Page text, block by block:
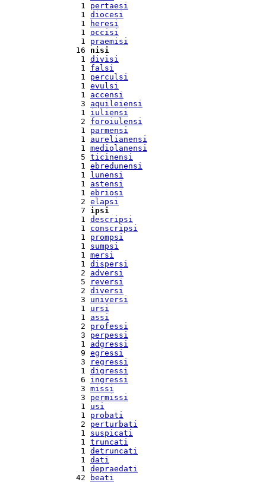
  1
pertaesi
  1
diocesi
  1
heresi
  1
occisi
  1
praemisi
16 nisi
  1
divisi
  1
falsi
  1
perculsi
  1
evulsi
  1
accensi
  3
aquileiensi
  1
iuliensi
  2
foroiulensi
  1
parmensi
  1
aurelianensi
  1
mediolanensi
  5
ticinensi
  1
ebredunensi
  1
lunensi
  1
astensi
  1
ebriosi
  2
elapsi
  7
ipsi
  1
descripsi
  1
conscripsi
  1
prompsi
  1
sumpsi
  1
mersi
  1
dispersi
  2
adversi
  5
reversi
  2
diversi
  3
universi
  1
ursi
  1
assi
  2
professi
  3
perpessi
  1
adgressi
  9
egressi
  3
regressi
  1
digressi
  6
ingressi
  3
missi
  3
permissi
  1
usi
  1
probati
  2
perturbati
  1
suspicati
  1
truncati
  1
detruncati
  1
dati
  1
depraedati
42
beati